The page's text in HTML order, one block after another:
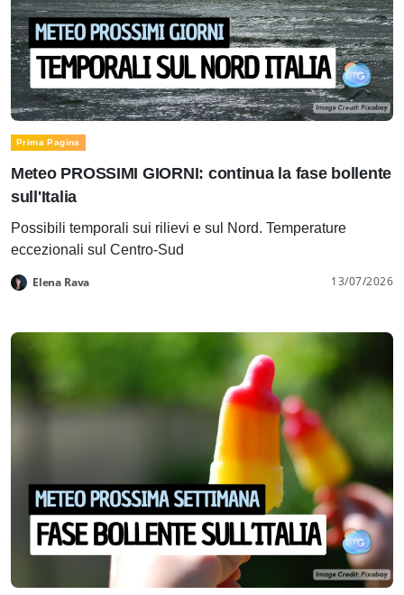
Prima Pagina
Meteo PROSSIMI GIORNI: continua la fase bollente
sull'Italia
Possibili temporali sui rilievi e sul Nord. Temperature
eccezionali sul Centro-Sud
Elena Rava 13/07/2026